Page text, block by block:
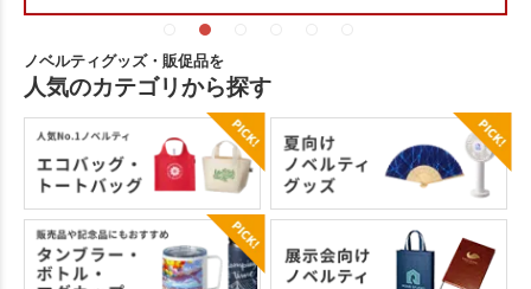
ノベルティグッズ・販促品を
人気のカテゴリから探す